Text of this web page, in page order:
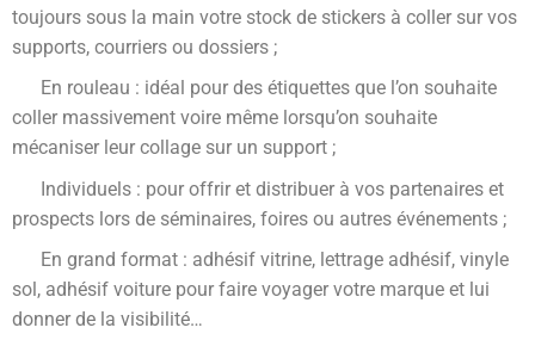
toujours sous la main votre stock de stickers à coller sur vos
supports, courriers ou dossiers ;
En rouleau : idéal pour des étiquettes que l’on souhaite
coller massivement voire même lorsqu’on souhaite
mécaniser leur collage sur un support ;
Individuels : pour offrir et distribuer à vos partenaires et
prospects lors de séminaires, foires ou autres événements ;
En grand format : adhésif vitrine, lettrage adhésif, vinyle
sol, adhésif voiture pour faire voyager votre marque et lui
donner de la visibilité…